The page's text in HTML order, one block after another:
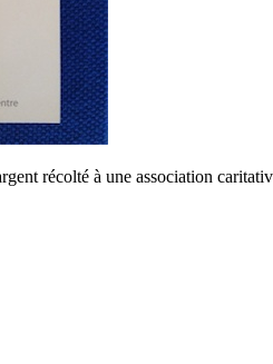
récolté à une association